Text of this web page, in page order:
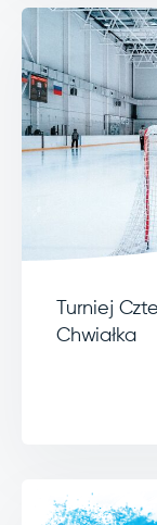
Turniej
Chwiałka